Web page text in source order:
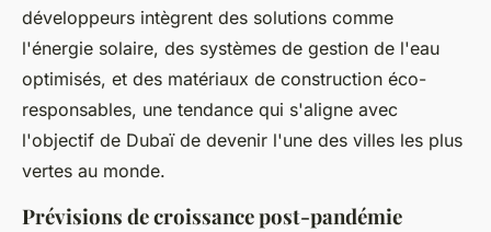
développeurs intègrent des solutions comme
l'énergie solaire, des systèmes de gestion de l'eau
optimisés, et des matériaux de construction éco-
responsables, une tendance qui s'aligne avec
l'objectif de Dubaï de devenir l'une des villes les plus
vertes au monde.
Prévisions de croissance post-pandémie